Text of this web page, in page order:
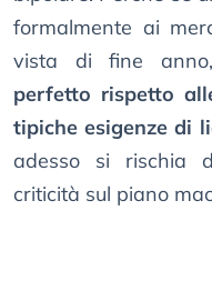
formalmente ai
vista di fine
perfetto rispetto
tipiche esigenze di
adesso si rischia
criticità sul piano